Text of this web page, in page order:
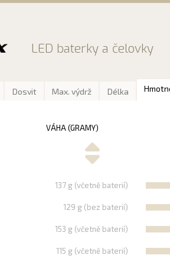
LED baterky a čelovky
Dosvit Max. výdrž Délka
VÁHA (GRAMY)
137 g (včetně baterií)
129 g (bez baterií)
153 g (včetně baterií)
115 g (včetně baterií)